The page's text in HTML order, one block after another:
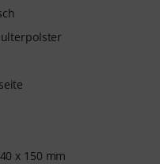
x 150 mm